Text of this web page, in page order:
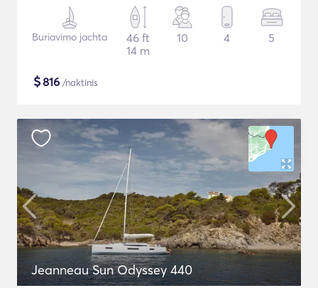
Buriavimo jachta
46 ft
14 m
10 4 5
$816 /naktinis
Jeanneau Sun Odyssey 440